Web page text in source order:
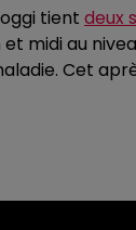
tient deux
midi au
Cet